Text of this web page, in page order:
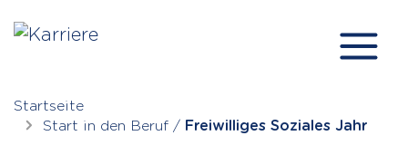
Startseite
Start in den Beruf / Freiwilliges Soziales Jahr